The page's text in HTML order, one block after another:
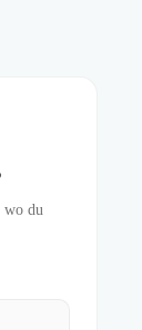
wo du